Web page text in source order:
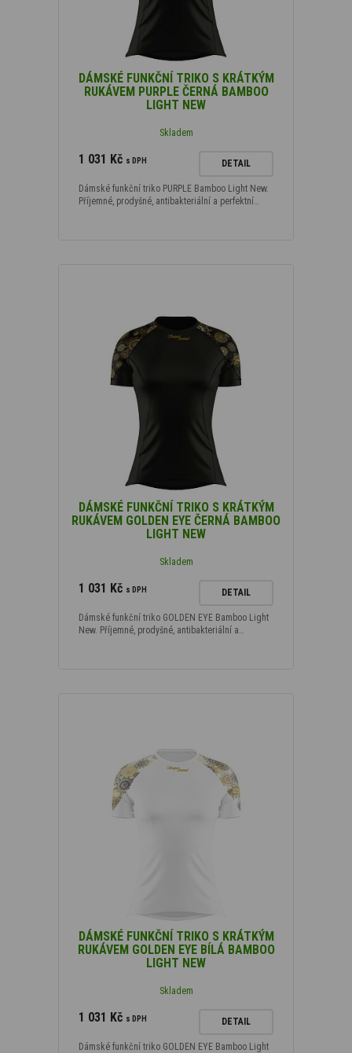
DÁMSKÉ FUNKČNÍ TRIKO S KRÁTKÝM
RUKÁVEM PURPLE ČERNÁ BAMBOO
LIGHT NEW
Skladem
1 031 Kč s DPH DETAIL
Dámské funkční triko PURPLE Bamboo Light New.
Příjemné, prodyšné, antibakteriální a perfektní…
DÁMSKÉ FUNKČNÍ TRIKO S KRÁTKÝM
RUKÁVEM GOLDEN EYE ČERNÁ BAMBOO
LIGHT NEW
Skladem
1 031 Kč s DPH DETAIL
Dámské funkční triko GOLDEN EYE Bamboo Light
New. Příjemné, prodyšné, antibakteriální a…
DÁMSKÉ FUNKČNÍ TRIKO S KRÁTKÝM
RUKÁVEM GOLDEN EYE BÍLÁ BAMBOO
LIGHT NEW
Skladem
1 031 Kč s DPH DETAIL
Dámské funkční triko GOLDEN EYE Bamboo Light